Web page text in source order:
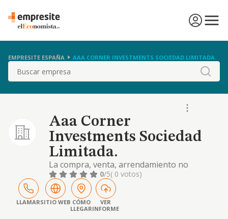
EMPRESITE ESPAÑA AAA CORNER INVESTMENTS SOCIEDAD LIMITADA.
Buscar
Aaa Corner
Investments Sociedad
Limitada.
La compra, venta, arrendamiento no
financiero, administración, gestión,
demolición, construcción y promoción de
toda clase de bienes inmuebles, incluidas
fincas rústicas y urbanas, junto a su
parcelación, urbanización y construcción
0/5( 0 votos)
LLAMARSITIO WEB CÓMO
LLEGAR
VER
INFORME